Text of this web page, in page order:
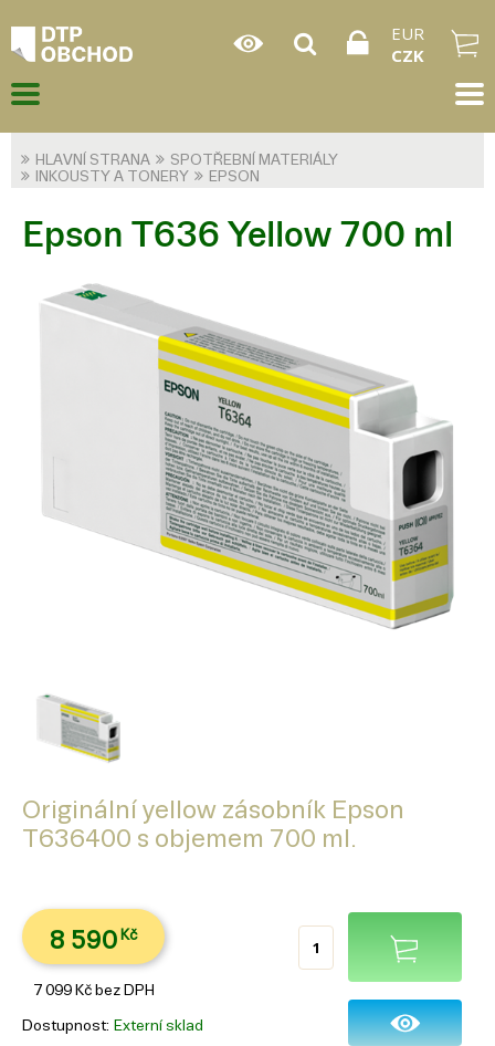
EUR
CZK
HLAVNÍ STRANA
SPOTŘEBNÍ MATERIÁLY
INKOUSTY A TONERY
EPSON
Epson T636 Yellow 700 ml
Originální yellow zásobník Epson
T636400 s objemem 700 ml.
8 590 Kč
7 099 Kč bez DPH
Dostupnost Externí sklad